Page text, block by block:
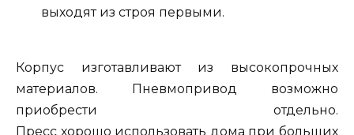
выходят из строя первыми.
Корпус изготавливают из высокопрочных
материалов. Пневмопривод возможно
приобрести отдельно.
Пресс хорошо использовать дома при больших